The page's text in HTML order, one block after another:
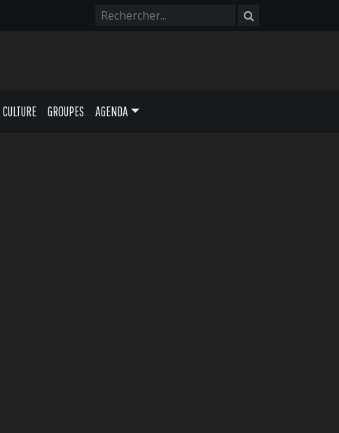
CULTURE GROUPES AGENDA